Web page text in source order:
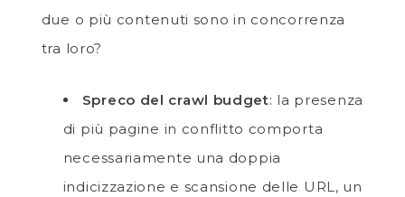
due o più contenuti sono in concorrenza
tra loro?
Spreco del crawl budget: la presenza
di più pagine in conflitto comporta
necessariamente una doppia
indicizzazione e scansione delle URL, un